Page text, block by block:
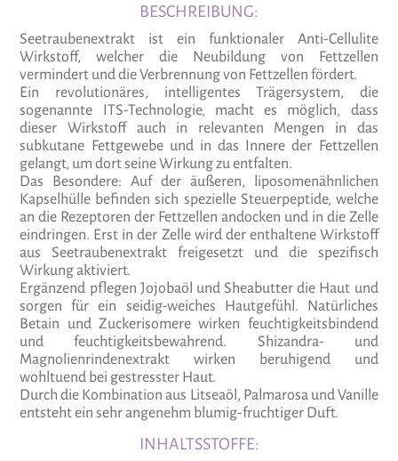
BESCHREIBUNG:
Seetraubenextrakt ist ein funktionaler Anti-Cellulite
Wirkstoff, welcher die Neubildung von Fettzellen
vermindert und die Verbrennung von Fettzellen fördert.
Ein revolutionäres, intelligentes Trägersystem, die
sogenannte ITS-Technologie, macht es möglich, dass
dieser Wirkstoff auch in relevanten Mengen in das
subkutane Fettgewebe und in das Innere der Fettzellen
gelangt, um dort seine Wirkung zu entfalten.
Das Besondere: Auf der äußeren, liposomenähnlichen
Kapselhülle befinden sich spezielle Steuerpeptide, welche
an die Rezeptoren der Fettzellen andocken und in die Zelle
eindringen. Erst in der Zelle wird der enthaltene Wirkstoff
aus Seetraubenextrakt freigesetzt und die spezifisch
Wirkung aktiviert.
Ergänzend pflegen Jojobaöl und Sheabutter die Haut und
sorgen für ein seidig-weiches Hautgefühl. Natürliches
Betain und Zuckerisomere wirken feuchtigkeitsbindend
und feuchtigkeitsbewahrend. Shizandra- und
Magnolienrindenextrakt wirken beruhigend und
wohltuend bei gestresster Haut.
Durch die Kombination aus Litseaöl, Palmarosa und Vanille
entsteht ein sehr angenehm blumig-fruchtiger Duft.
INHALTSSTOFFE: